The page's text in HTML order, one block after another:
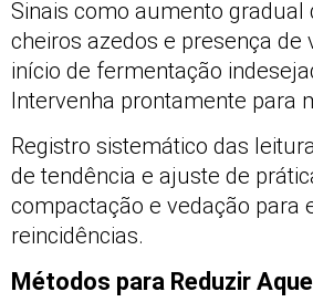
Sinais como aumento gradual
cheiros azedos e presença de
início de fermentação
Intervenha prontamente para
Registro sistemático das
de tendência e ajuste de
compactação e vedação para
reincidências.
Métodos para Reduzir